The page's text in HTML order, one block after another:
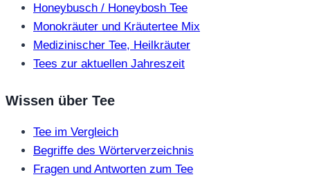
Honeybusch / Honeybosh Tee
Monokräuter und Kräutertee Mix
Medizinischer Tee, Heilkräuter
Tees zur aktuellen Jahreszeit
Wissen über Tee
Tee im Vergleich
Begriffe des Wörterverzeichnis
Fragen und Antworten zum Tee